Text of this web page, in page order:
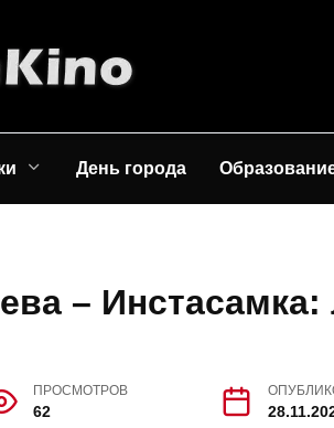
День города
–
ПРОСМОТРОВ
62